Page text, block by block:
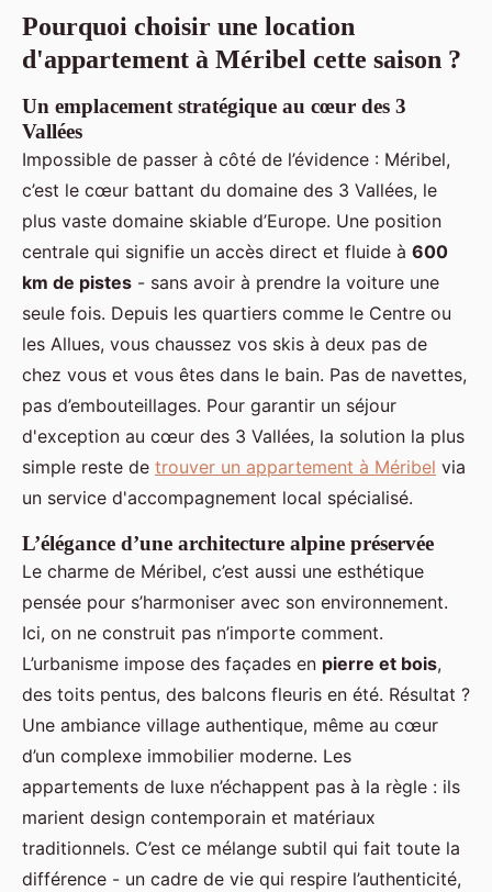
Pourquoi choisir une location
d'appartement à Méribel cette saison ?
Un emplacement stratégique au cœur des 3
Vallées
Impossible de passer à côté de l’évidence : Méribel,
c’est le cœur battant du domaine des 3 Vallées, le
plus vaste domaine skiable d’Europe. Une position
centrale qui signifie un accès direct et fluide à 600
km de pistes - sans avoir à prendre la voiture une
seule fois. Depuis les quartiers comme le Centre ou
les Allues, vous chaussez vos skis à deux pas de
chez vous et vous êtes dans le bain. Pas de navettes,
pas d’embouteillages. Pour garantir un séjour
d'exception au cœur des 3 Vallées, la solution la plus
simple reste de trouver un appartement à Méribel via
un service d'accompagnement local spécialisé.
L’élégance d’une architecture alpine préservée
Le charme de Méribel, c’est aussi une esthétique
pensée pour s’harmoniser avec son environnement.
Ici, on ne construit pas n’importe comment.
L’urbanisme impose des façades en pierre et bois,
des toits pentus, des balcons fleuris en été. Résultat ?
Une ambiance village authentique, même au cœur
d’un complexe immobilier moderne. Les
appartements de luxe n’échappent pas à la règle : ils
marient design contemporain et matériaux
traditionnels. C’est ce mélange subtil qui fait toute la
différence - un cadre de vie qui respire l’authenticité,